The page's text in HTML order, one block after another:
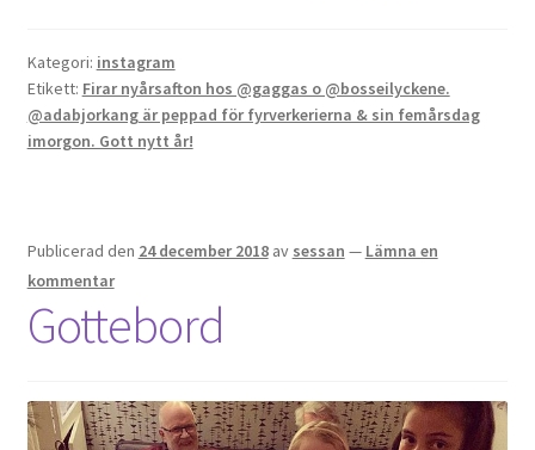
OSA
Kassa
Om
Varukorg
Webbutik
Kategori: instagram
Etikett: Firar nyårsafton hos @gaggas o @bosseilyckene.
@adabjorkang är peppad för fyrverkerierna & sin femårsdag
imorgon. Gott nytt år!
Publicerad den 24 december 2018 av sessan — Lämna en
kommentar
Gottebord